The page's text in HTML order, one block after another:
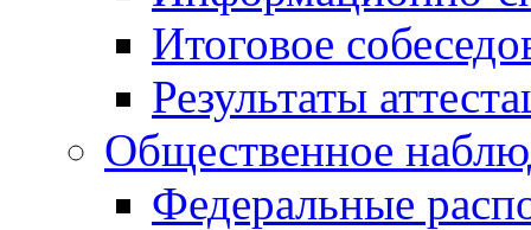
Итоговое
Результаты
Общественное
Федеральные